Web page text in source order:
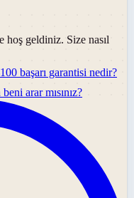
hoş geldiniz. Size nasıl
başarı garantisi nedir?
arar mısınız?